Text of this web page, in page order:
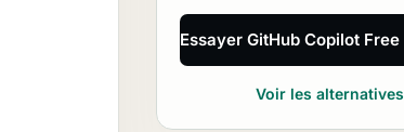
Essayer GitHub Copilot Free
Voir les alternatives